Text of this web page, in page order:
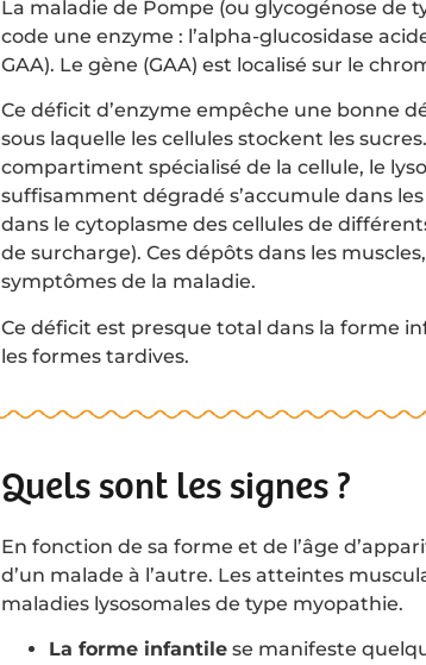
La maladie de Pompe (ou glycogénose de
code une enzyme : l’alpha-glucosidase
GAA). Le gène (GAA) est localisé sur le
Ce déficit d’enzyme empêche une bonne
sous laquelle les cellules stockent les
compartiment spécialisé de la cellule, le
suffisamment dégradé s’accumule dans
dans le cytoplasme des cellules de
de surcharge). Ces dépôts dans les
symptômes de la maladie.
Ce déficit est presque total dans la forme
les formes tardives.
Quels sont les signes ?
En fonction de sa forme et de l’âge
d’un malade à l’autre. Les atteintes
maladies lysosomales de type myopathie.
La forme infantile se manifeste